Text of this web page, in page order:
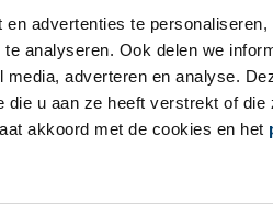
advertenties te
analyseren. Ook delen we
adverteren en analyse.
die u aan ze heeft verstrekt of
akkoord met de cookies en het
DISCLAIMER
PRIVACY
TOEGANKELIJKHEID